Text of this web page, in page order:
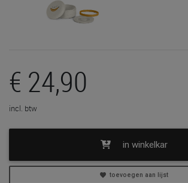
€ 24,90
incl. btw
in winkelkar
toevoegen aan lijst